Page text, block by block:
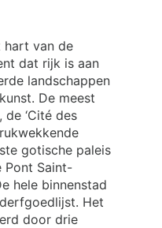
hart van de
dat rijk is aan
landschappen
De meest
‘Cité des
gotische paleis
Pont Saint-
hele binnenstad
Het
door drie